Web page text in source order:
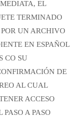
EL
TERMINADO
UN ARCHIVO
EN ESPAÑOL
CO SU
DE
AL CUAL
ACCESO
A PASO